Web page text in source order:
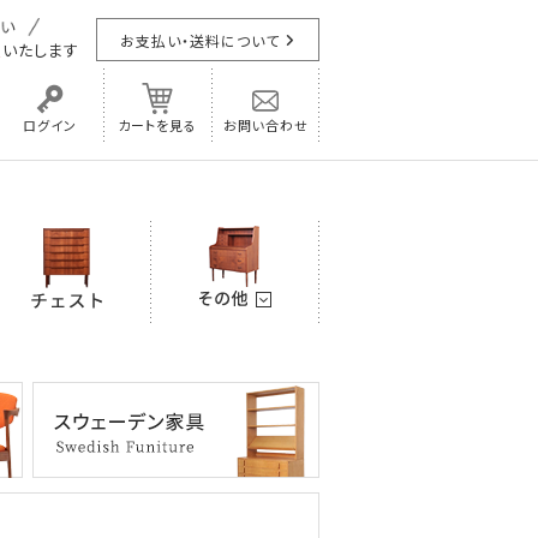
いたします お支払い・送料について
ログイン カートを見る お問い合わせ